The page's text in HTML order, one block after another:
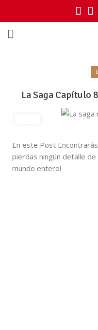
La Saga Capítulo
En este Post
pierdas ningún detalle de
mundo entero!